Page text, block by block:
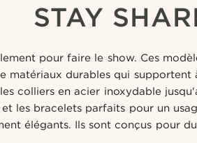
STAY
pour faire le show. Ces
matériaux durables qui supportent
colliers en acier inoxydable
et les bracelets parfaits pour un
élégants. Ils sont conçus pour